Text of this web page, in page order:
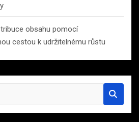
obsahu pomocí
cestou k udržitelnému růstu